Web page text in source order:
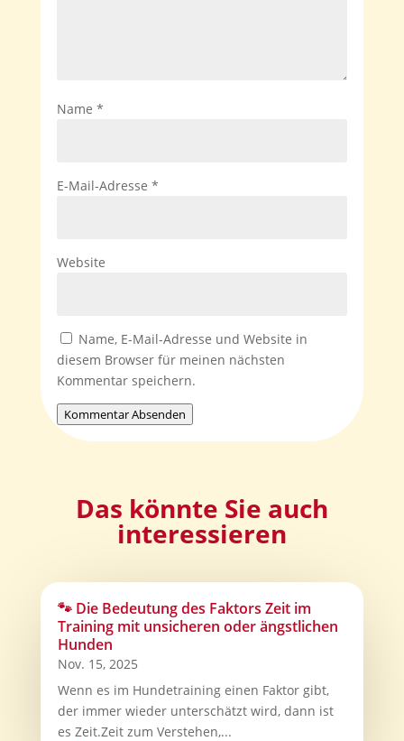
Name *
E-Mail-Adresse *
Website
Name, E-Mail-Adresse und Website in
diesem Browser für meinen nächsten
Kommentar speichern.
Kommentar Absenden
Das könnte Sie auch
interessieren
🐾 Die Bedeutung des Faktors Zeit im
Training mit unsicheren oder ängstlichen
Hunden
Nov. 15, 2025
Wenn es im Hundetraining einen Faktor gibt,
der immer wieder unterschätzt wird, dann ist
es Zeit.Zeit zum Verstehen,...